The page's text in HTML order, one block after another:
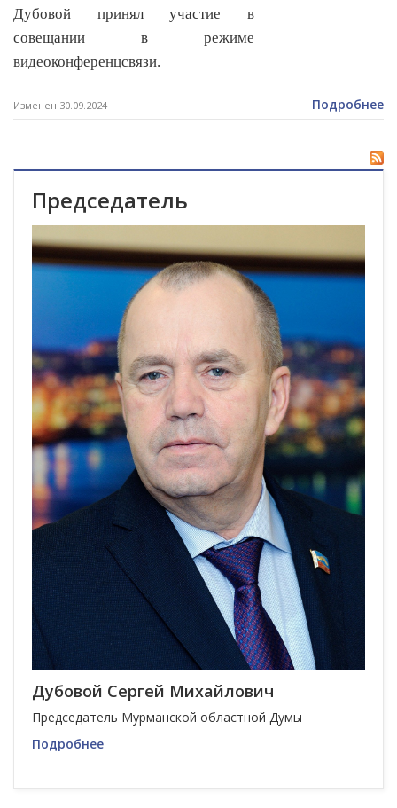
Дубовой принял участие в
совещании в режиме
видеоконференцсвязи.
Изменен 30.09.2024 Подробнее
Председатель
Дубовой Сергей Михайлович
Председатель Мурманской областной Думы
Подробнее